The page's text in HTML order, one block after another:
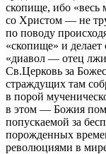
скопище, ибо «весь
со Христом — не
по поводу
«скопище» и делает
«диавол — отец
Св.Церковь за
страждущих там
в порой
в этом — Божия
попускаемой за
порожденных
революциями в